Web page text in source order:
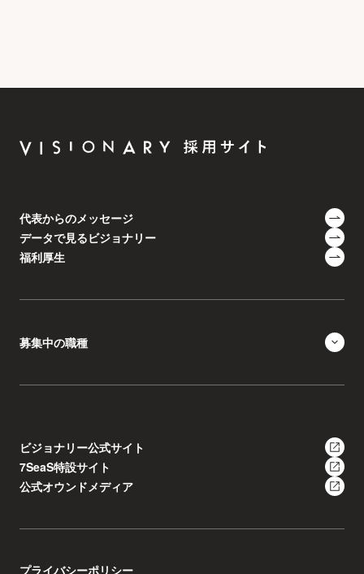
代表からのメッセージ
データで見るビジョナリー
福利厚生
募集中の職種
ビジョナリー公式サイト
7SeaS特設サイト
公式オウンドメディア
プライバシーポリシー